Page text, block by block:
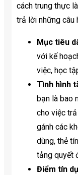
cách trung thực
trả lời những câu
Mục tiêu
với kế
việc, học
Tình hình
bạn là bao
cho việc
gánh các
dùng, thẻ
tảng quyết
Điểm tín